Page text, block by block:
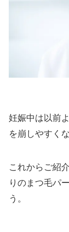
妊娠中は以前
を崩しやすく
これからご紹
りのまつ毛パ
う。